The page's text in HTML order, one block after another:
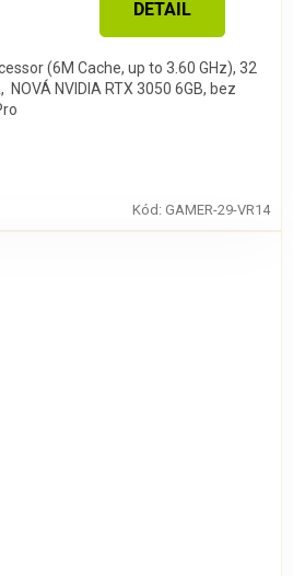
DETAIL
(6M Cache, up to 3.60 GHz), 32
NOVÁ NVIDIA RTX 3050 6GB, bez
Kód: GAMER-29-VR14